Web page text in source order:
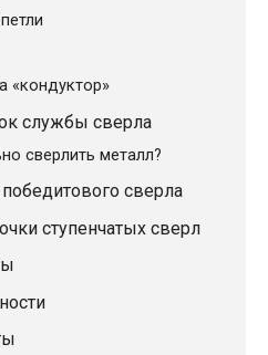
«кондуктор»
службы сверла
сверлить металл?
сверла
ступенчатых сверл